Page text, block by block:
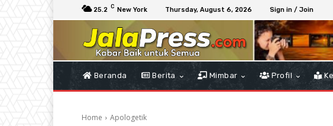
25.2 C New York Thursday, August 6, 2026 Sign in / Join
Beranda Berita Mimbar Profil
Home Apologetik